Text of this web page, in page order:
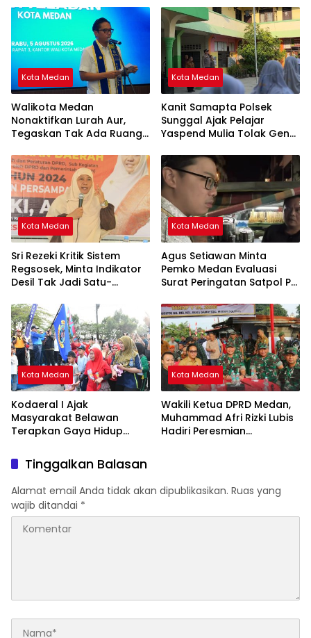
Kota Medan
Walikota Medan
Nonaktifkan Lurah Aur,
Tegaskan Tak Ada Ruang
Wewenang
Kota Medan
Kanit Samapta Polsek
Sunggal Ajak Pelajar
Yaspend Mulia Tolak Geng
Narkoba
Kota Medan
Sri Rezeki Kritik Sistem
Regsosek, Minta Indikator
Desil Tak Jadi Satu-
Bansos
Kota Medan
Agus Setiawan Minta
Pemko Medan Evaluasi
Surat Peringatan Satpol PP
Kota Medan
Kodaeral I Ajak
Masyarakat Belawan
Terapkan Gaya Hidup
Kota Medan
Wakili Ketua DPRD Medan,
Muhammad Afri Rizki Lubis
Hadiri Peresmian
Tinggalkan Balasan
Alamat email Anda tidak akan dipublikasikan. Ruas yang
wajib ditandai *